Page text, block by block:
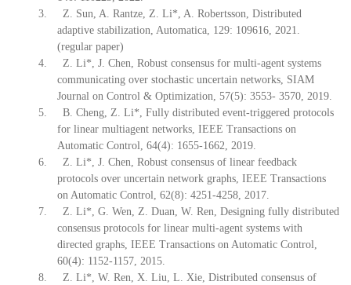
3. Z. Sun, A. Rantze, Z. Li*, A. Robertsson, Distributed
adaptive stabilization, Automatica, 129: 109616, 2021.
(regular paper)
4. Z. Li*, J. Chen, Robust consensus for multi-agent systems
communicating over stochastic uncertain networks, SIAM
Journal on Control & Optimization, 57(5): 3553- 3570, 2019.
5. B. Cheng, Z. Li*, Fully distributed event-triggered protocols
for linear multiagent networks, IEEE Transactions on
Automatic Control, 64(4): 1655-1662, 2019.
6. Z. Li*, J. Chen, Robust consensus of linear feedback
protocols over uncertain network graphs, IEEE Transactions
on Automatic Control, 62(8): 4251-4258, 2017.
7. Z. Li*, G. Wen, Z. Duan, W. Ren, Designing fully distributed
consensus protocols for linear multi-agent systems with
directed graphs, IEEE Transactions on Automatic Control,
60(4): 1152-1157, 2015.
8. Z. Li*, W. Ren, X. Liu, L. Xie, Distributed consensus of